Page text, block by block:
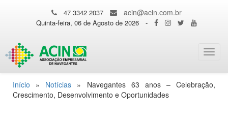
47 3342 2037 acin@acin.com.br
Quinta-feira, 06 de Agosto de 2026 -
Início » Notícias » Navegantes 63 anos – Celebração,
Crescimento, Desenvolvimento e Oportunidades